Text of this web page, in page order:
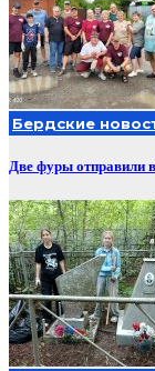
Бердские
Две фуры отправили